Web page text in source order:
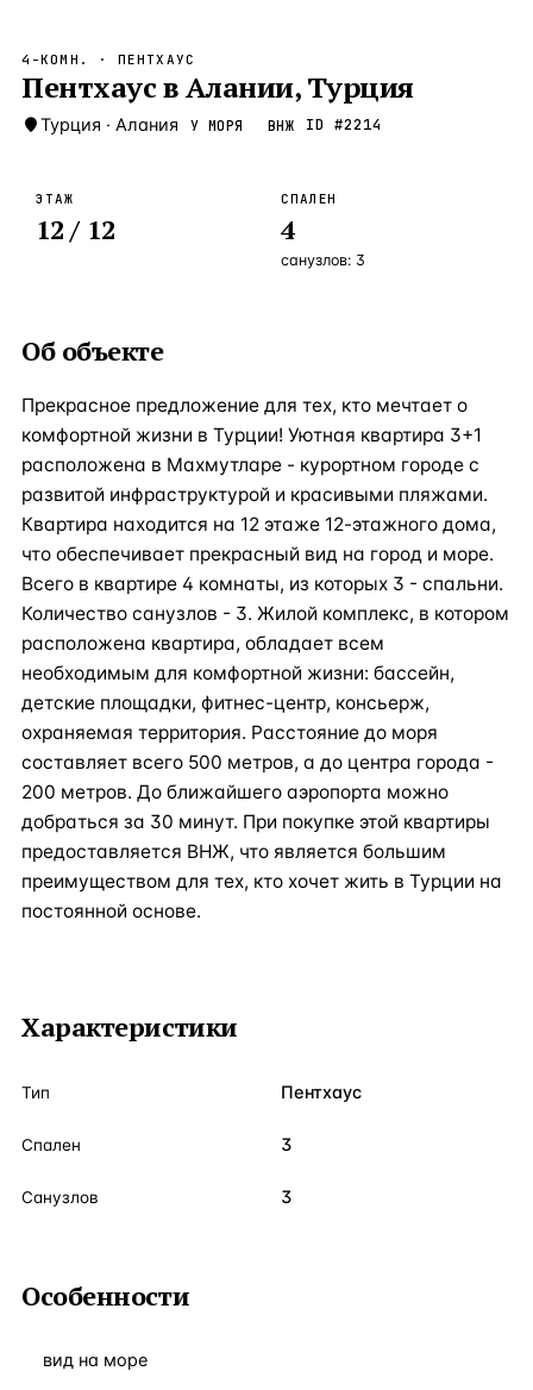
Новороссийск — Локация
Стамбул —Локация
ЧАСТО ИЩУТ
4-КОМН. · ПЕНТХАУС
Пентхаус в Алании, Турция
Турция · Алания У МОРЯ ВНЖ ID #2214
ЭТАЖ
12 / 12
СПАЛЕН
4
санузлов: 3
Об объекте
Прекрасное предложение для тех, кто мечтает о
комфортной жизни в Турции! Уютная квартира 3+1
расположена в Махмутларе - курортном городе с
развитой инфраструктурой и красивыми пляжами.
Квартира находится на 12 этаже 12-этажного дома,
что обеспечивает прекрасный вид на город и море.
Всего в квартире 4 комнаты, из которых 3 - спальни.
Количество санузлов - 3. Жилой комплекс, в котором
расположена квартира, обладает всем
необходимым для комфортной жизни: бассейн,
детские площадки, фитнес-центр, консьерж,
охраняемая территория. Расстояние до моря
составляет всего 500 метров, а до центра города -
200 метров. До ближайшего аэропорта можно
добраться за 30 минут. При покупке этой квартиры
предоставляется ВНЖ, что является большим
преимуществом для тех, кто хочет жить в Турции на
постоянной основе.
Характеристики
Тип Пентхаус
Спален 3
Санузлов 3
Особенности
вид на море